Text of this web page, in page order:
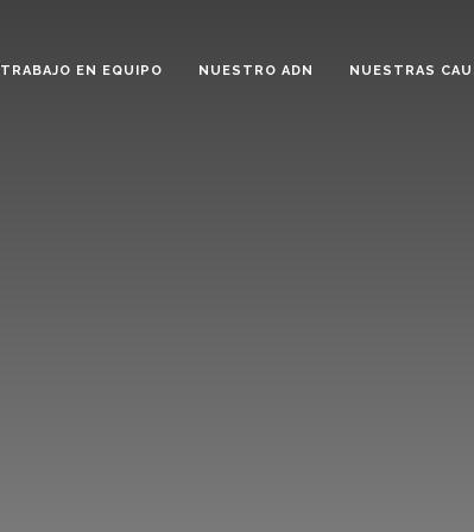
TRABAJO EN EQUIPO NUESTRO ADN NUESTRAS